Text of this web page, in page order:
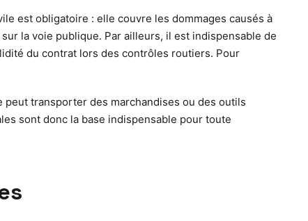
est obligatoire : elle couvre les dommages causés à
la voie publique. Par ailleurs, il est indispensable de
du contrat lors des contrôles routiers. Pour
peut transporter des marchandises ou des outils
sont donc la base indispensable pour toute